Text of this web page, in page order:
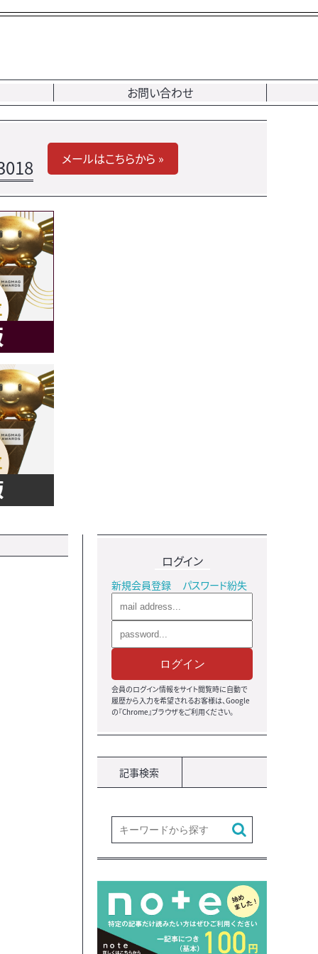
お問い合わせ
メールはこちらから »
ログイン
新規会員登録 パスワード紛失
ログイン
会員のログイン情報をサイト閲覧時に自動で
履歴から入力を希望されるお客様は、Google
の『Chrome』ブラウザをご利用ください。
記事検索